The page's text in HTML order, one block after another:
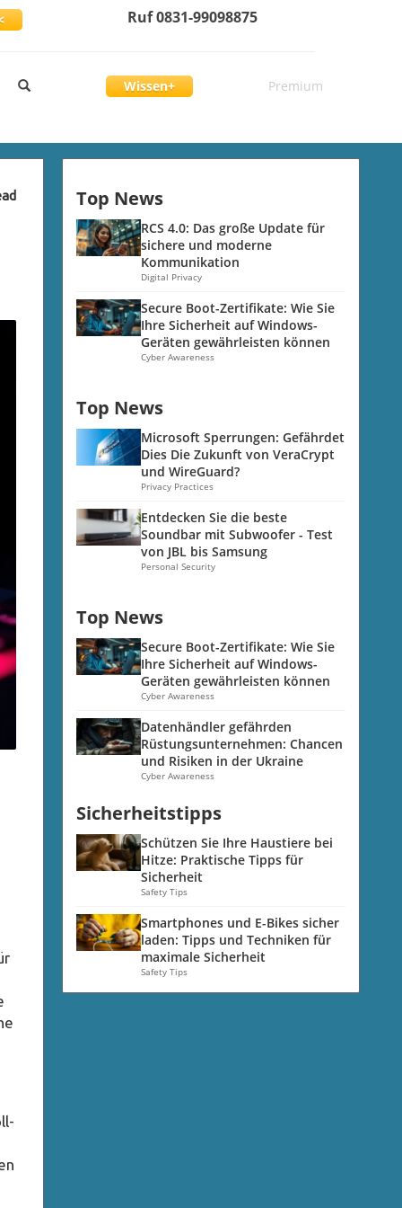
Ruf 0831-99098875
Wissen+ Premium
Top News
RCS 4.0: Das große Update für
sichere und moderne
Kommunikation
Digital Privacy
Secure Boot-Zertifikate: Wie Sie
Ihre Sicherheit auf Windows-
Geräten gewährleisten können
Cyber Awareness
Top News
Microsoft Sperrungen: Gefährdet
Dies Die Zukunft von VeraCrypt
und WireGuard?
Privacy Practices
Entdecken Sie die beste
Soundbar mit Subwoofer - Test
von JBL bis Samsung
Personal Security
Top News
Secure Boot-Zertifikate: Wie Sie
Ihre Sicherheit auf Windows-
Geräten gewährleisten können
Cyber Awareness
Datenhändler gefährden
Rüstungsunternehmen: Chancen
und Risiken in der Ukraine
Cyber Awareness
Sicherheitstipps
Schützen Sie Ihre Haustiere bei
Hitze: Praktische Tipps für
Sicherheit
Safety Tips
Smartphones und E-Bikes sicher
laden: Tipps und Techniken für
maximale Sicherheit
Safety Tips